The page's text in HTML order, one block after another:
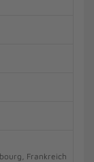
Frankreich